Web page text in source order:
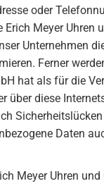
oder
Meyer
Unternehmen
Ferner
hat als für die
über diese
Daten
Meyer Uhren